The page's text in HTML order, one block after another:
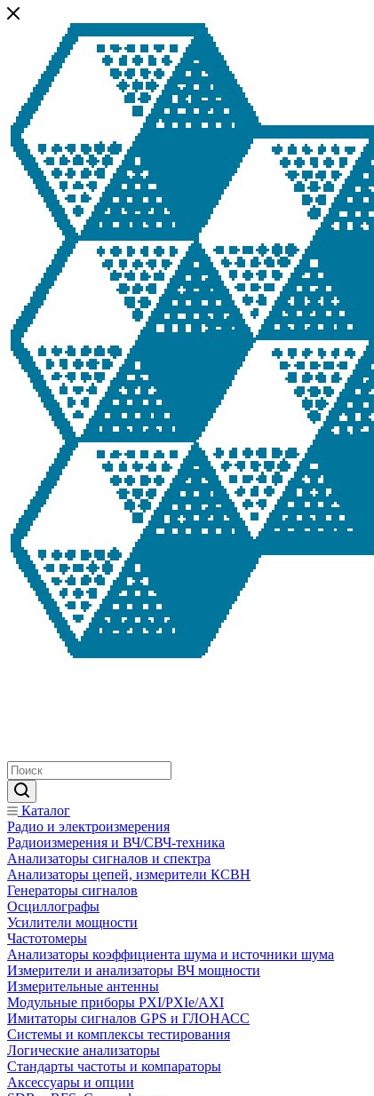
Каталог
Радио и электроизмерения
Радиоизмерения и ВЧ/СВЧ-техника
Анализаторы сигналов и спектра
Анализаторы цепей, измерители КСВН
Генераторы сигналов
Осциллографы
Усилители мощности
Частотомеры
Анализаторы коэффициента шума и источники шума
Измерители и анализаторы ВЧ мощности
Измерительные антенны
Модульные приборы PXI/PXIe/AXI
Имитаторы сигналов GPS и ГЛОНАСС
Системы и комплексы тестирования
Логические анализаторы
Стандарты частоты и компараторы
Аксессуары и опции